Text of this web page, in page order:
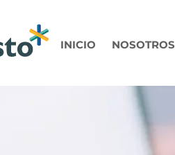
INICIO NOSOTROS